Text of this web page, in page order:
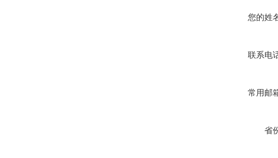
您的姓
联系电
常用邮
省